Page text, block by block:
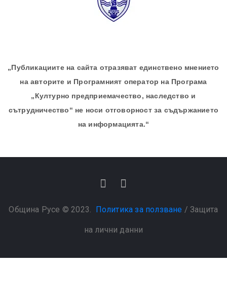
„Публикациите на сайта отразяват единствено мнението
на авторите и Програмният оператор на Програма
„Културно предприемачество, наследство и
сътрудничество“ не носи отговорност за съдържанието
на информацията.“
Община Русе © 2023. Политика за ползване / Защита
на лични данни